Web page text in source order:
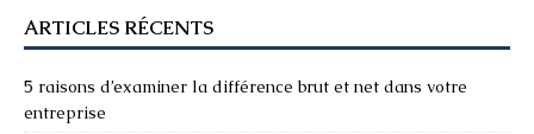
ARTICLES RÉCENTS
5 raisons d’examiner la différence brut et net dans votre
entreprise